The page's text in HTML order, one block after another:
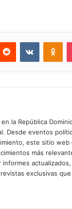
la República
Desde eventos
este sitio
más
exclusivas